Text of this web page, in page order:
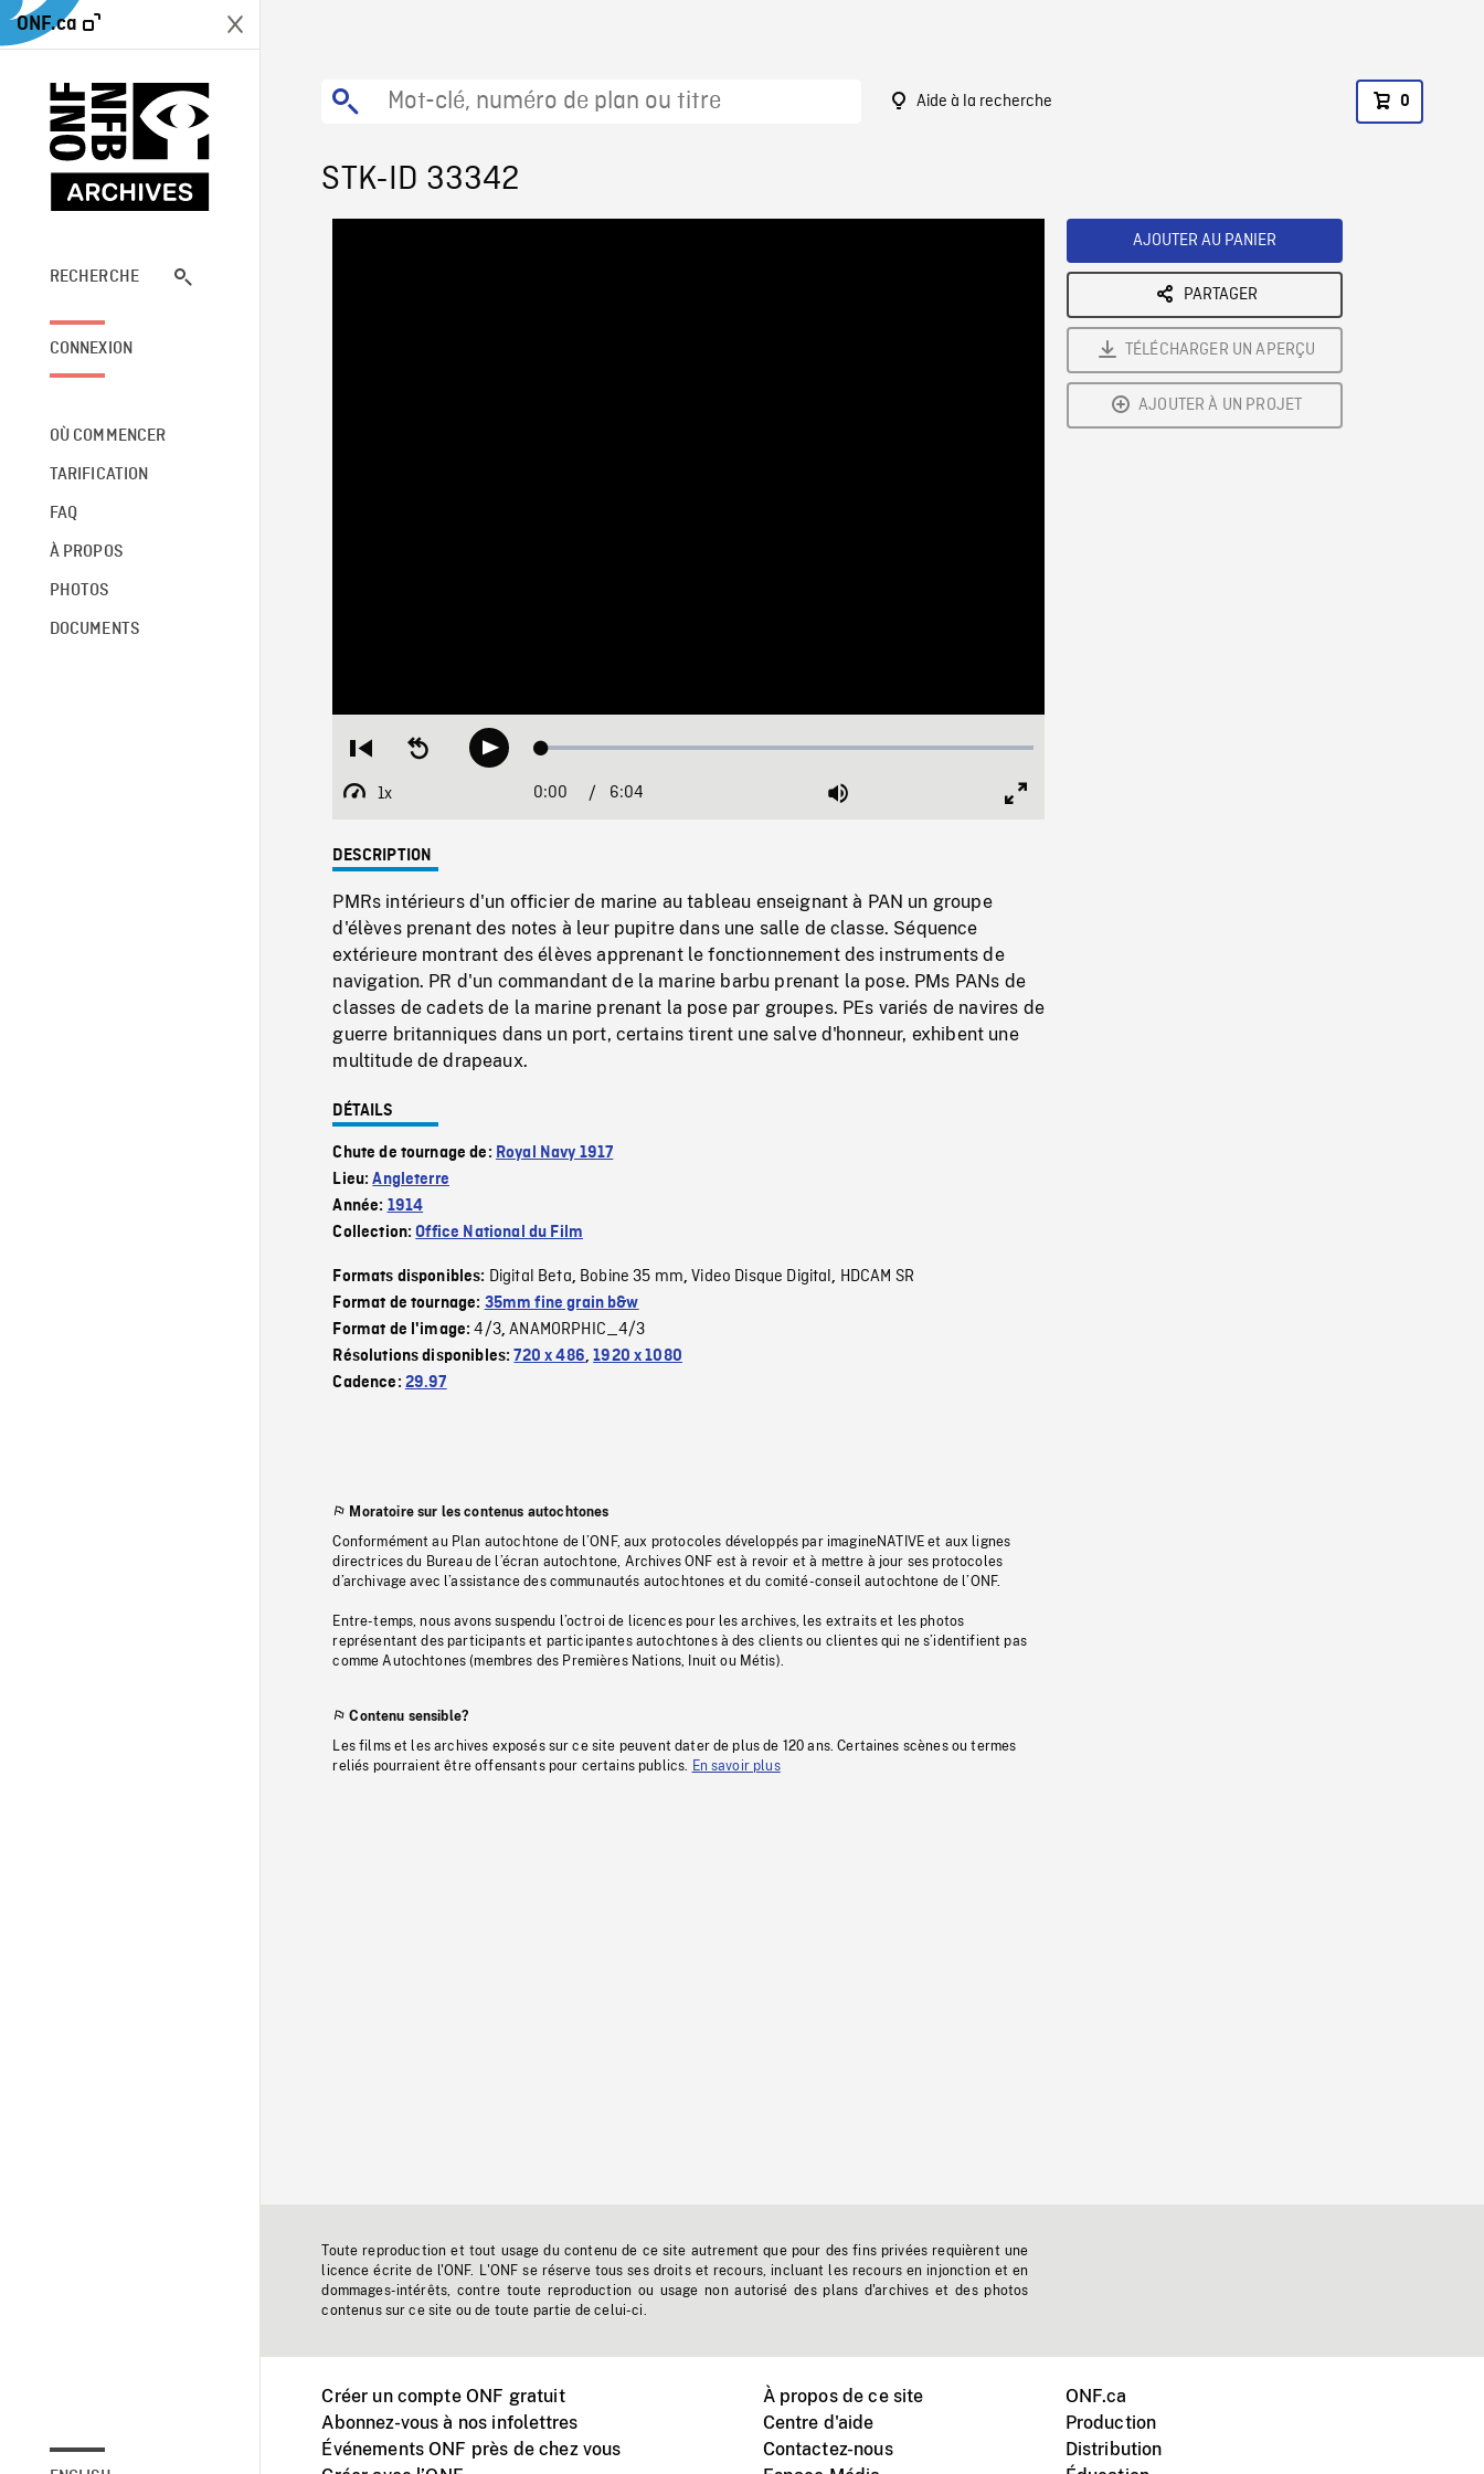
ONF.ca
RECHERCHE
CONNEXION
OÙ COMMENCER
TARIFICATION
FAQ
À PROPOS
PHOTOS
DOCUMENTS
Aide à la recherche 0
STK-ID 33342
Restart
beginning
Seek
backwardPlay Loaded:
1x
Playback
Current
0:00 / Duration
6:04 Mute
DESCRIPTION
PMRs intérieurs d'un officier de marine au tableau enseignant à PAN un groupe
d'élèves prenant des notes à leur pupitre dans une salle de classe. Séquence
extérieure montrant des élèves apprenant le fonctionnement des instruments de
navigation. PR d'un commandant de la marine barbu prenant la pose. PMs PANs de
classes de cadets de la marine prenant la pose par groupes. PEs variés de navires de
guerre britanniques dans un port, certains tirent une salve d'honneur, exhibent une
multitude de drapeaux.
DÉTAILS
Chute de tournage de: Royal Navy 1917
Lieu:Angleterre
Année: 1914
Collection:Office National du Film
Formats disponibles: Digital Beta, Bobine 35 mm,Video Disque Digital, HDCAM SR
Format de tournage: 35mm fine grain b&w
Format de l'image:4/3,ANAMORPHIC_4/3
Résolutions disponibles:720 x 486,1920 x 1080
Cadence: 29.97
Moratoire sur les contenus autochtones
Conformément au Plan autochtone de l’ONF, aux protocoles développés par imagineNATIVE et aux lignes
directrices du Bureau de l’écran autochtone, Archives ONF est à revoir et à mettre à jour ses protocoles
d’archivage avec l’assistance des communautés autochtones et du comité-conseil autochtone de l’ONF.
Entre-temps, nous avons suspendu l’octroi de licences pour les archives, les extraits et les photos
représentant des participants et participantes autochtones à des clients ou clientes qui ne s’identifient pas
comme Autochtones (membres des Premières Nations, Inuit ou Métis).
Contenu sensible?
Les films et les archives exposés sur ce site peuvent dater de plus de 120 ans. Certaines scènes ou termes
reliés pourraient être offensants pour certains publics.
En savoir plus
AJOUTER AU PANIER
PARTAGER
TÉLÉCHARGER UN APERÇU
AJOUTER À UN PROJET
Toute reproduction et tout usage du contenu de ce site autrement que pour des fins privées requièrent une
licence écrite de l'ONF. L'ONF se réserve tous ses droits et recours, incluant les recours en injonction et en
dommages-intérêts, contre toute reproduction ou usage non autorisé des plans d'archives et des photos
contenus sur ce site ou de toute partie de celui-ci.
Créer un compte ONF gratuit
Abonnez-vous à nos infolettres
Événements ONF près de chez vous
À propos de ce site
Centre d'aide
Contactez-nous
ONF.ca
Production
Distribution